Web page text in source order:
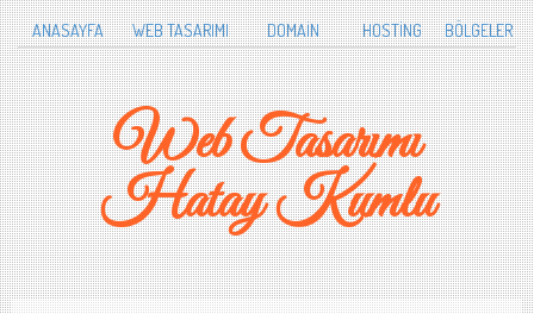
ANASAYFA WEB TASARIMI DOMAİN HOSTİNG BÖLGELER
Web Tasarımı
Hatay Kumlu